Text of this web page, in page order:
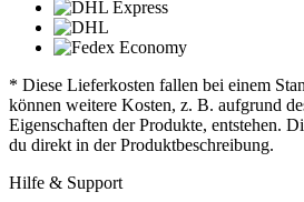
* Diese Lieferkosten fallen bei einem
können weitere Kosten, z. B. aufgrund
Eigenschaften der Produkte, entstehen.
du direkt in der Produktbeschreibung.
Hilfe & Support